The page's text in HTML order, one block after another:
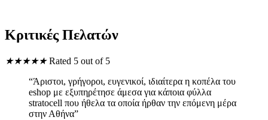
Κριτικές Πελατών
★★★★★ Rated 5 out of 5
“Άριστοι, γρήγοροι, ευγενικοί, ιδιαίτερα η κοπέλα του
eshop με εξυπηρέτησε άμεσα για κάποια φύλλα
stratocell που ήθελα τα οποία ήρθαν την επόμενη μέρα
στην Αθήνα”